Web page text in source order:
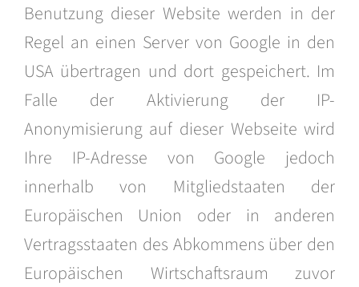
Benutzung dieser Website werden in der
Regel an einen Server von Google in den
USA übertragen und dort gespeichert. Im
Falle der Aktivierung der IP-
Anonymisierung auf dieser Webseite wird
Ihre IP-Adresse von Google jedoch
innerhalb von Mitgliedstaaten der
Europäischen Union oder in anderen
Vertragsstaaten des Abkommens über den
Europäischen Wirtschaftsraum zuvor